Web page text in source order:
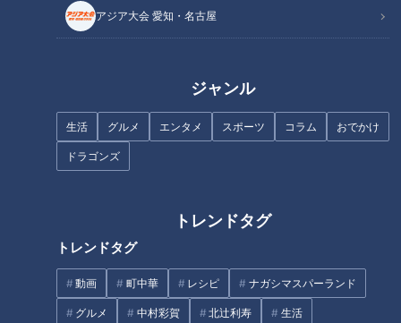
アジア大会 愛知・名古屋
ジャンル
生活 グルメ エンタメ スポーツ コラム おでかけ
ドラゴンズ
トレンドタグ
トレンドタグ
動画 町中華 レシピ ナガシマスパーランド
グルメ 中村彩賀 北辻利寿 生活
米国の歴史の1ページに大きな傷跡を残した2021年1月6日の連
邦議会議事堂への乱入事件。この日は大統領選の結果を確定さ